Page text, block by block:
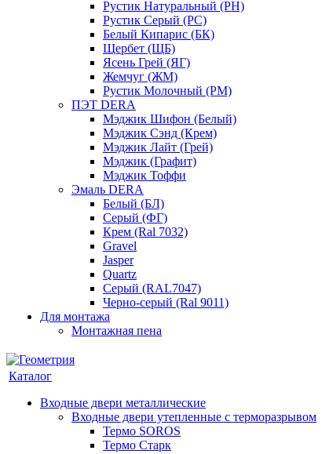
Рустик Натуральный (РН)
Рустик Серый (РС)
Белый Кипарис (БК)
Щербет (ЩБ)
Ясень Грей (ЯГ)
Жемчуг (ЖМ)
Рустик Молочный (РМ)
ПЭТ DERA
Мэджик Шифон (Белый)
Мэджик Сэнд (Крем)
Мэджик Лайт (Грей)
Мэджик (Графит)
Мэджик Тоффи
Эмаль DERA
Белый (БЛ)
Серый (ФГ)
Крем (Ral 7032)
Gravel
Jasper
Quartz
Серый (RAL7047)
Черно-серый (Ral 9011)
Для монтажа
Монтажная пена
Каталог
Входные двери металлические
Входные двери утепленные с терморазрывом
Термо SOROS
Термо Старк